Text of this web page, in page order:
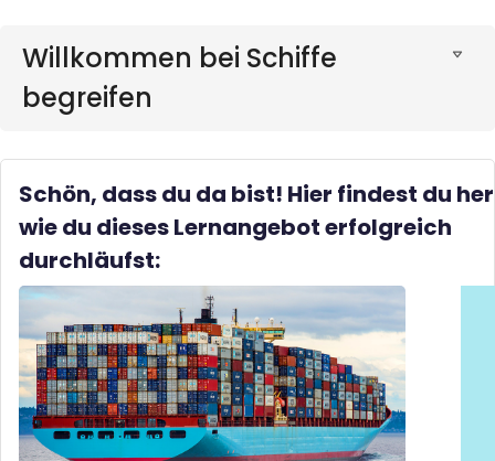
Blöcke
Willkommen bei Schiffe
begreifen
Schön, dass du da bist! Hier findest du
wie du dieses Lernangebot erfolgreich
durchläufst: